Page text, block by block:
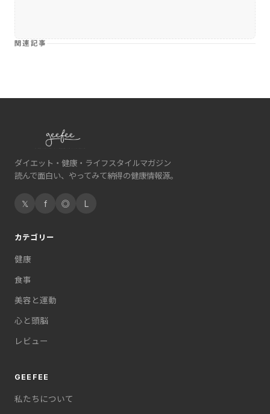
関連記事
ダイエット・健康・ライフスタイルマガジン
読んで面白い、やってみて納得の健康情報源。
𝕏 f ◎ L
カテゴリー
健康
食事
美容と運動
心と頭脳
レビュー
GEEFEE
私たちについて